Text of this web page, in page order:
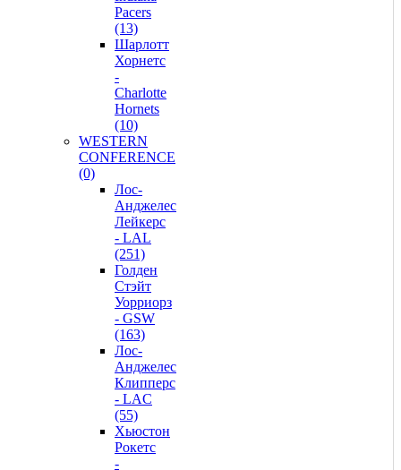
Pacers
(13)
Шарлотт
Хорнетс
-
Charlotte
Hornets
(10)
WESTERN
CONFERENCE
(0)
Лос-
Анджелес
Лейкерс
- LAL
(251)
Голден
Стэйт
Уорриорз
- GSW
(163)
Лос-
Анджелес
Клипперс
- LAC
(55)
Хьюстон
Рокетс
-